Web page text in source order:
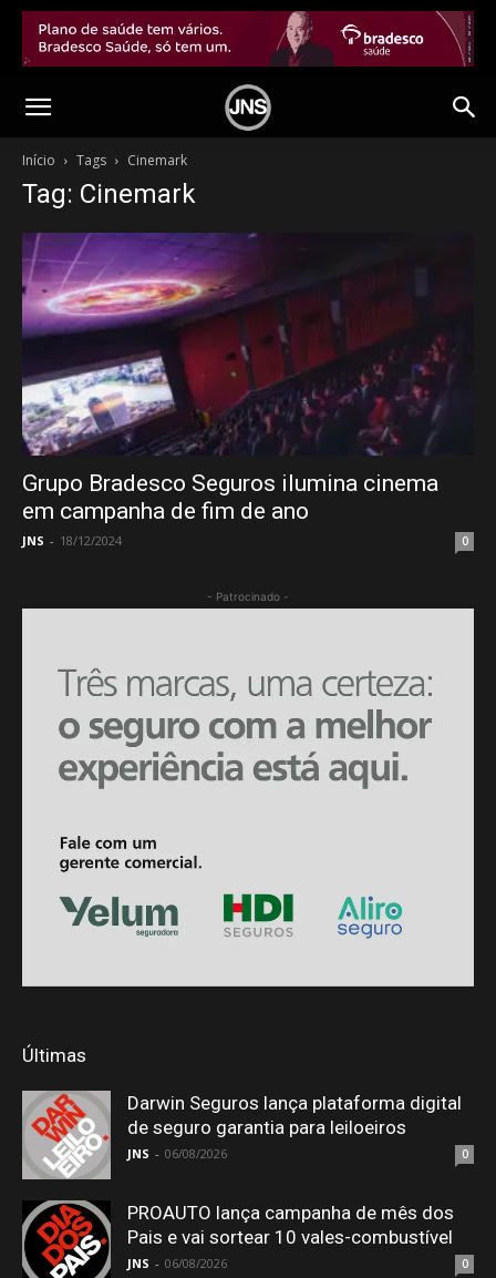
Início Tags Cinemark
Tag: Cinemark
Grupo Bradesco Seguros ilumina cinema
em campanha de fim de ano
JNS - 18/12/2024 0
- Patrocinado -
Últimas
Darwin Seguros lança plataforma digital
de seguro garantia para leiloeiros
JNS - 06/08/2026 0
PROAUTO lança campanha de mês dos
Pais e vai sortear 10 vales-combustível
JNS - 06/08/2026 0